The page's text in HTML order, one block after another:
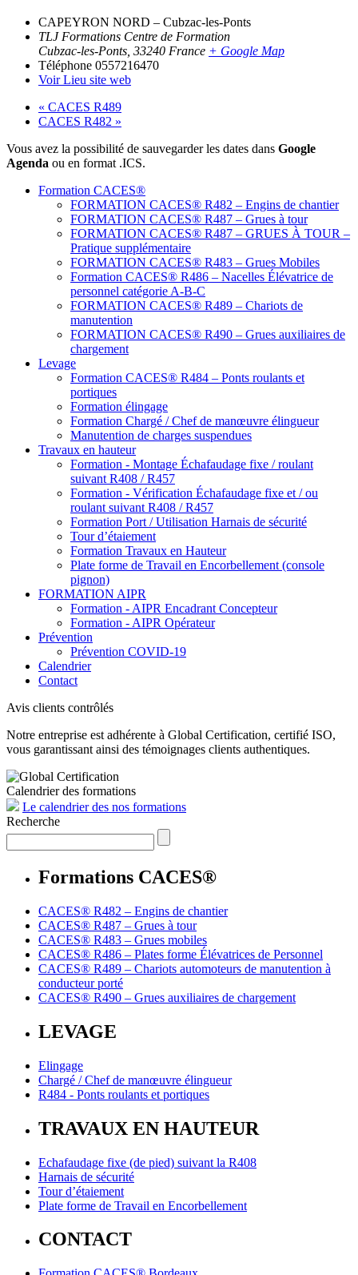
CAPEYRON NORD – Cubzac-les-Ponts
TLJ Formations Centre de Formation
Cubzac-les-Ponts 33240 France + Google Map
Téléphone 0557216470
Voir Lieu site web
« CACES R489
CACES R482 »
Vous avez la possibilité de sauvegarder les dates dans Google
Agenda ou en format .ICS.
Formation CACES®
FORMATION CACES® R482 – Engins de chantier
FORMATION CACES® R487 – Grues à tour
FORMATION CACES® R487 – GRUES À TOUR –
Pratique supplémentaire
FORMATION CACES® R483 – Grues Mobiles
Formation CACES® R486 – Nacelles Élévatrice de
personnel catégorie A-B-C
FORMATION CACES® R489 – Chariots de
manutention
FORMATION CACES® R490 – Grues auxiliaires de
chargement
Levage
Formation CACES® R484 – Ponts roulants et
portiques
Formation élingage
Formation Chargé / Chef de manœuvre élingueur
Manutention de charges suspendues
Travaux en hauteur
Formation - Montage Échafaudage fixe / roulant
suivant R408 / R457
Formation - Vérification Échafaudage fixe et / ou
roulant suivant R408 / R457
Formation Port / Utilisation Harnais de sécurité
Tour d’étaiement
Formation Travaux en Hauteur
Plate forme de Travail en Encorbellement (console
pignon)
FORMATION AIPR
Formation - AIPR Encadrant Concepteur
Formation - AIPR Opérateur
Prévention
Prévention COVID-19
Calendrier
Contact
Avis clients contrôlés
Notre entreprise est adhérente à Global Certification, certifié ISO,
vous garantissant ainsi des témoignages clients authentiques.
Calendrier des formations
Le calendrier des nos formations
Recherche
Formations CACES®
CACES® R482 – Engins de chantier
CACES® R487 – Grues à tour
CACES® R483 – Grues mobiles
CACES® R486 – Plates forme Élévatrices de Personnel
CACES® R489 – Chariots automoteurs de manutention à
conducteur porté
CACES® R490 – Grues auxiliaires de chargement
LEVAGE
Elingage
Chargé / Chef de manœuvre élingueur
R484 - Ponts roulants et portiques
TRAVAUX EN HAUTEUR
Echafaudage fixe (de pied) suivant la R408
Harnais de sécurité
Tour d’étaiement
Plate forme de Travail en Encorbellement
CONTACT